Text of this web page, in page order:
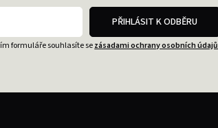
PŘIHLÁSIT K ODBĚRU
formuláře souhlasíte sezásadami ochrany osobních údajů